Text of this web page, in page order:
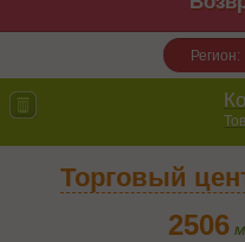
Торговый
2506